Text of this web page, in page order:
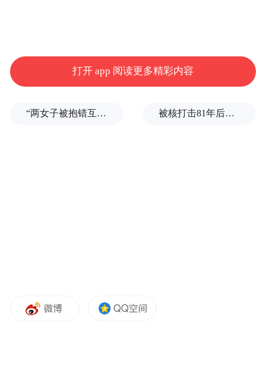
清晨6点到8点是热闹的菜摊
打开 app 阅读更多精彩内容
“两女子被抱错互换人生37年”一当事人沉默多日发声：我不是受益者 被核打击81年后，日本广岛废墟旁响起抗议声：拒绝拥核